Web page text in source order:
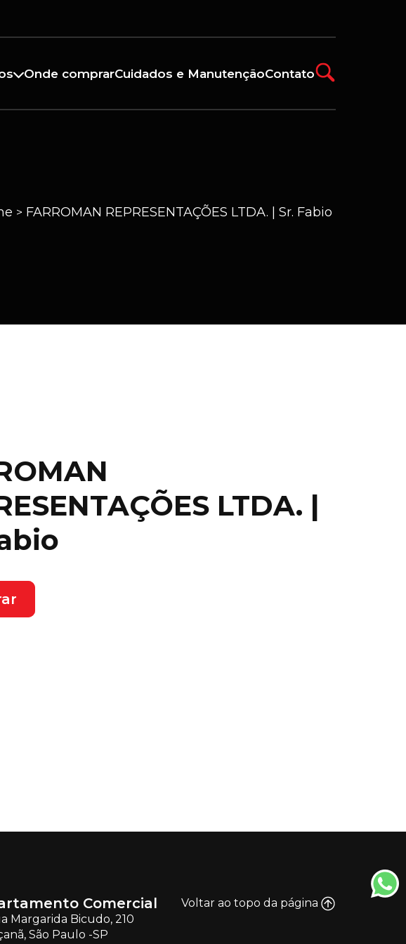
Onde comprarCuidados e ManutençãoContato
> FARROMAN REPRESENTAÇÕES LTDA. | Sr. Fabio
LTDA. |
Comercial
Margarida Bicudo, 210
São Paulo -SP
Voltar ao topo da página